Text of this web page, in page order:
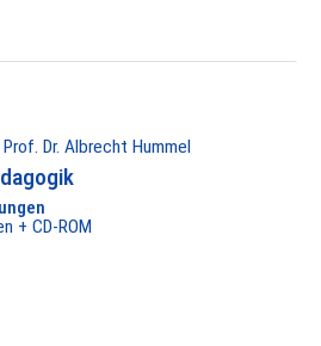
Dr. Albrecht Hummel
+ CD-ROM